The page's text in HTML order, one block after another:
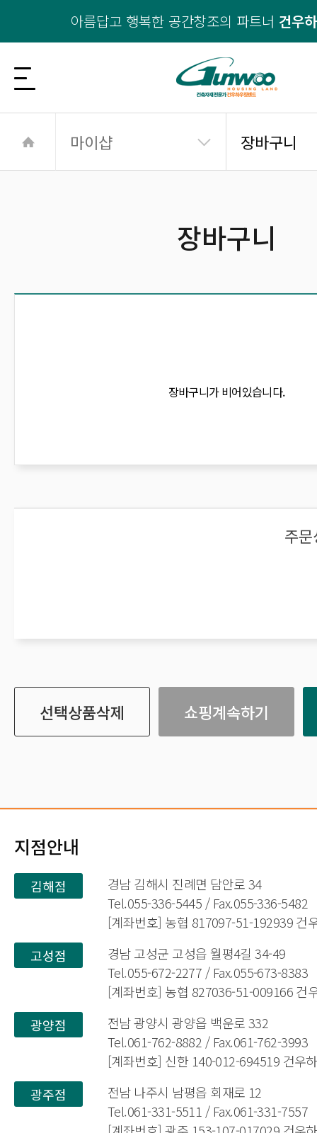
아름답고 행복한 공간창조의 파트너 건우
마이샵 장바구니
장바구니
장바구니가 비어있습니다.
주
선택상품삭제 쇼핑계속하기
지점안내
김해점
경남 김해시 진례면 담안로 34
Tel.055-336-5445 / Fax.055-336-5482
[계좌번호] 농협 817097-51-192939 건
고성점
경남 고성군 고성읍 월평4길 34-49
Tel.055-672-2277 / Fax.055-673-8383
[계좌번호] 농협 827036-51-009166 건
광양점
전남 광양시 광양읍 백운로 332
Tel.061-762-8882 / Fax.061-762-3993
[계좌번호] 신한 140-012-694519 건우
광주점
전남 나주시 남평읍 회재로 12
Tel.061-331-5511 / Fax.061-331-7557